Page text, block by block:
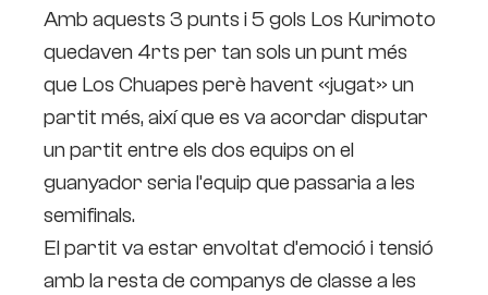
Amb aquests 3 punts i 5 gols Los Kurimoto
quedaven 4rts per tan sols un punt més
que Los Chuapes perè havent «jugat» un
partit més, així que es va acordar disputar
un partit entre els dos equips on el
guanyador seria l’equip que passaria a les
semifinals.
El partit va estar envoltat d’emoció i tensió
amb la resta de companys de classe a les